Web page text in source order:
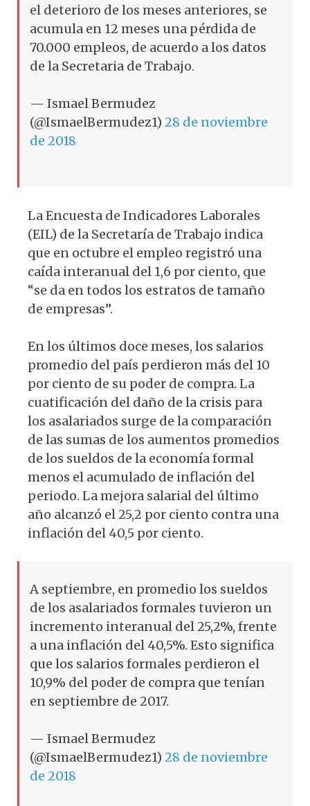
el deterioro de los meses anteriores, se
acumula en 12 meses una pérdida de
70.000 empleos, de acuerdo a los datos
de la Secretaria de Trabajo.
— Ismael Bermudez
(@IsmaelBermudez1) 28 de noviembre
de 2018
La Encuesta de Indicadores Laborales
(EIL) de la Secretaría de Trabajo indica
que en octubre el empleo registró una
caída interanual del 1,6 por ciento, que
“se da en todos los estratos de tamaño
de empresas”.
En los últimos doce meses, los salarios
promedio del país perdieron más del 10
por ciento de su poder de compra. La
cuatificación del daño de la crisis para
los asalariados surge de la comparación
de las sumas de los aumentos promedios
de los sueldos de la economía formal
menos el acumulado de inflación del
periodo. La mejora salarial del último
año alcanzó el 25,2 por ciento contra una
inflación del 40,5 por ciento.
A septiembre, en promedio los sueldos
de los asalariados formales tuvieron un
incremento interanual del 25,2%, frente
a una inflación del 40,5%. Esto significa
que los salarios formales perdieron el
10,9% del poder de compra que tenían
en septiembre de 2017.
— Ismael Bermudez
(@IsmaelBermudez1) 28 de noviembre
de 2018